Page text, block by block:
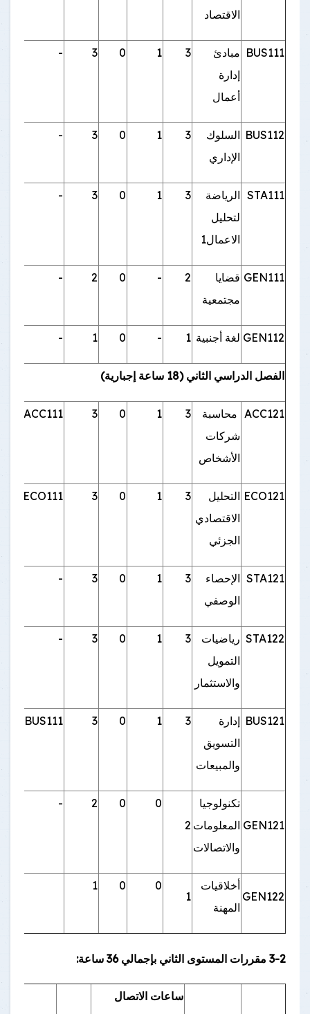
الاقتصاد
BUS111 مبادئ
إدارة
أعمال
3
1
0
3
-
BUS112 السلوك
الإداري
3
1
0
3
-
STA111 الرياضة
لتحليل
الاعمال1
3
1
0
3
-
GEN111 قضايا
مجتمعية
2
-
0
2
-
GEN112 لغة أجنبية 1
-
0
1
-
الفصل الدراسي الثاني (18 ساعة إجبارية)
ACC121 محاسبة
شركات
الأشخاص
3
1
0
3
ACC111
ECO121 التحليل
الاقتصادي
الجزئي
3
1
0
3
ECO111
STA121 الإحصاء
الوصفي
3
1
0
3
-
STA122 رياضيات
التمويل
والاستثمار
3
1
0
3
-
BUS121 إدارة
التسويق
والمبيعات
3
1
0
3
BUS111
GEN121
تكنولوجيا
المعلومات
والاتصالات
2
0
0
2
-
GEN122
أخلاقيات
المهنة
1
0
0
1
3-2 مقررات المستوى الثاني بإجمالي 36 ساعة:
ساعات الاتصال